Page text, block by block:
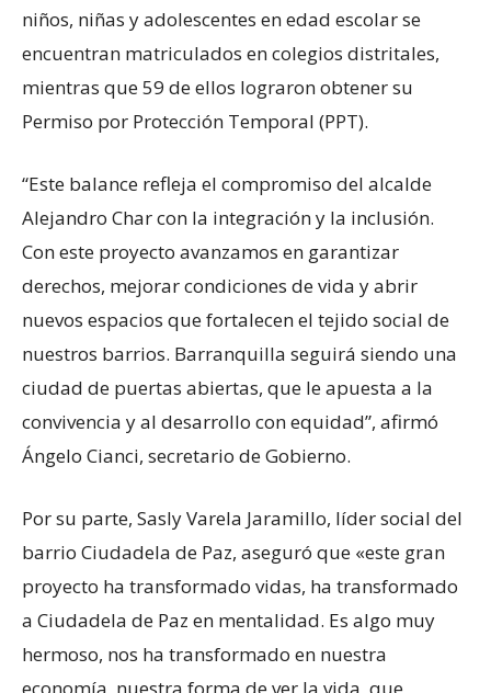
niños, niñas y adolescentes en edad escolar se
encuentran matriculados en colegios distritales,
mientras que 59 de ellos lograron obtener su
Permiso por Protección Temporal (PPT).
“Este balance refleja el compromiso del alcalde
Alejandro Char con la integración y la inclusión.
Con este proyecto avanzamos en garantizar
derechos, mejorar condiciones de vida y abrir
nuevos espacios que fortalecen el tejido social de
nuestros barrios. Barranquilla seguirá siendo una
ciudad de puertas abiertas, que le apuesta a la
convivencia y al desarrollo con equidad”, afirmó
Ángelo Cianci, secretario de Gobierno.
Por su parte, Sasly Varela Jaramillo, líder social del
barrio Ciudadela de Paz, aseguró que «este gran
proyecto ha transformado vidas, ha transformado
a Ciudadela de Paz en mentalidad. Es algo muy
hermoso, nos ha transformado en nuestra